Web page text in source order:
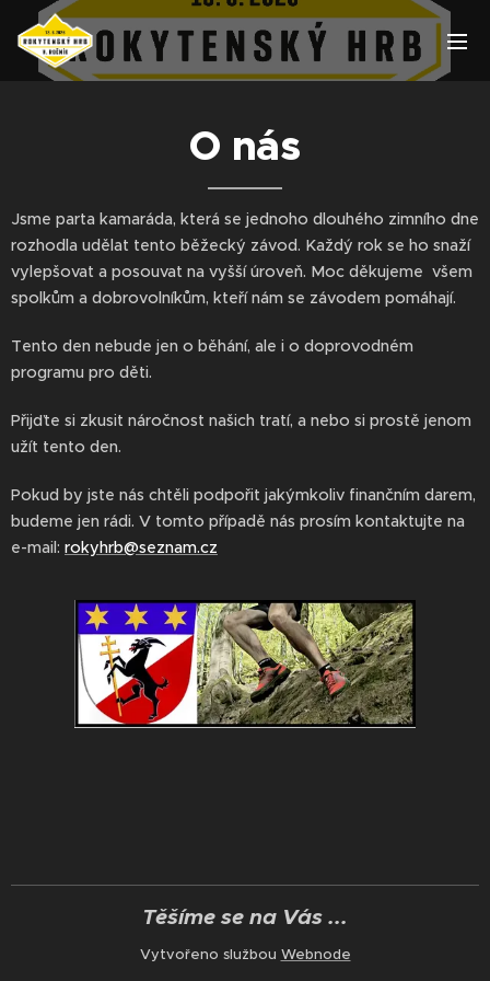
O nás
Jsme parta kamaráda, která se jednoho dlouhého zimního dne
rozhodla udělat tento běžecký závod. Každý rok se ho snaží
vylepšovat a posouvat na vyšší úroveň. Moc děkujeme všem
spolkům a dobrovolníkům, kteří nám se závodem pomáhají.
Tento den nebude jen o běhání, ale i o doprovodném
programu pro děti.
Přijďte si zkusit náročnost našich tratí, a nebo si prostě jenom
užít tento den.
Pokud by jste nás chtěli podpořit jakýmkoliv finančním darem,
budeme jen rádi. V tomto případě nás prosím kontaktujte na
e-mail: rokyhrb@seznam.cz
Těšíme se na Vás ...
Vytvořeno službou Webnode